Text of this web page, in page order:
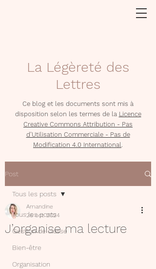
La Légèreté des
Lettres
Ce blog et les documents sont mis à
disposition selon les termes de la Licence
Creative Commons Attribution - Pas
d'Utilisation Commerciale - Pas de
Modification 4.0 International.
Post
Tous les posts
Gestion de classe
Bien-être
Organisation
Tous les posts
J’organise ma lecture
Amandine
26 oct. 2024